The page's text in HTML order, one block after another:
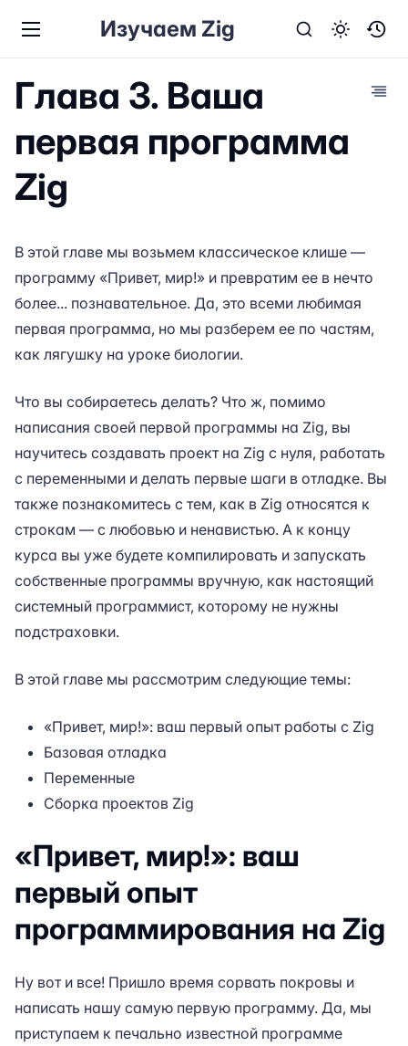
Изучаем Zig
Глава 3. Ваша
первая программа
Zig
В этой главе мы возьмем классическое клише —
программу «Привет, мир!» и превратим ее в нечто
более... познавательное. Да, это всеми любимая
первая программа, но мы разберем ее по частям,
как лягушку на уроке биологии.
Что вы собираетесь делать? Что ж, помимо
написания своей первой программы на Zig, вы
научитесь создавать проект на Zig с нуля, работать
с переменными и делать первые шаги в отладке. Вы
также познакомитесь с тем, как в Zig относятся к
строкам — с любовью и ненавистью. А к концу
курса вы уже будете компилировать и запускать
собственные программы вручную, как настоящий
системный программист, которому не нужны
подстраховки.
В этой главе мы рассмотрим следующие темы:
«Привет, мир!»: ваш первый опыт работы с Zig
Базовая отладка
Переменные
Сборка проектов Zig
«Привет, мир!»: ваш
первый опыт
программирования на Zig
Ну вот и все! Пришло время сорвать покровы и
написать нашу самую первую программу. Да, мы
приступаем к печально известной программе